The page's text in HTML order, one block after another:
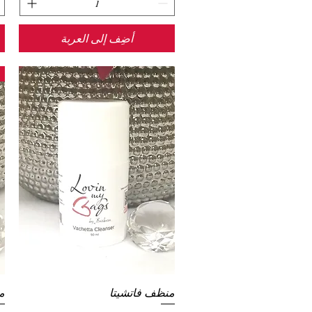
أضِف إلى العربة
العرض السريعمنظف فاتشيتا